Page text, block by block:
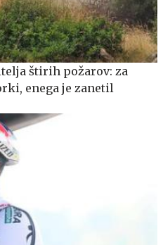
štirih požarov: za
enega je zanetil